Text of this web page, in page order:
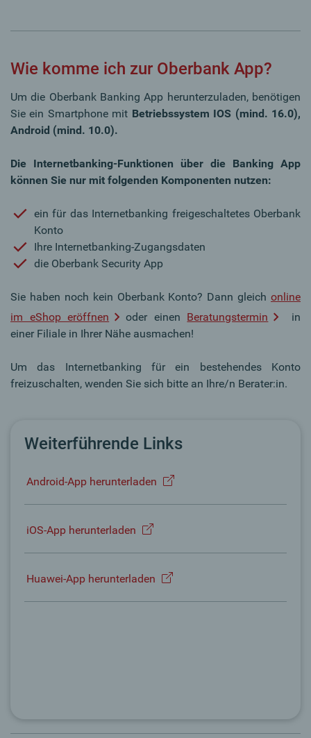
Wie komme ich zur Oberbank App?
Um die Oberbank Banking App herunterzuladen, benötigen
Sie ein Smartphone mit Betriebssystem IOS (mind. 16.0),
Android (mind. 10.0).
Die Internetbanking-Funktionen über die Banking App
können Sie nur mit folgenden Komponenten nutzen:
ein für das Internetbanking freigeschaltetes Oberbank
Konto
Ihre Internetbanking-Zugangsdaten
die Oberbank Security App
Sie haben noch kein Oberbank Konto? Dann gleich online
im eShop eröffnen
oder einen Beratungstermin
in
einer Filiale in Ihrer Nähe ausmachen!
Um das Internetbanking für ein bestehendes Konto
freizuschalten, wenden Sie sich bitte an Ihre/n Berater:in.
Weiterführende Links
Android-App herunterladen
iOS-App herunterladen
Huawei-App herunterladen